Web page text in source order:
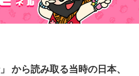
から読み取る当時の日本、